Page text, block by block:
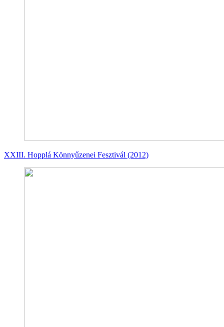
XXIII. Hopplá Könnyűzenei Fesztivál (2012)